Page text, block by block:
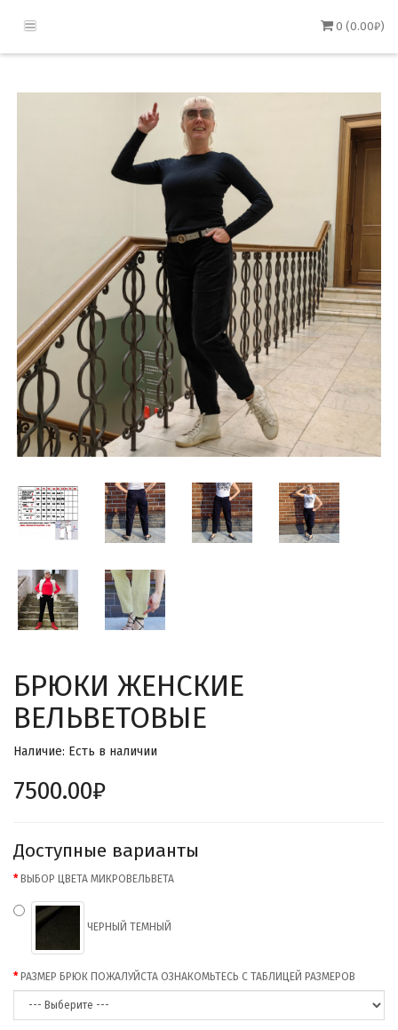
0 (0.00₽)
БРЮКИ ЖЕНСКИЕ
ВЕЛЬВЕТОВЫЕ
Наличие: Есть в наличии
7500.00₽
Доступные варианты
ВЫБОР ЦВЕТА МИКРОВЕЛЬВЕТА
ЧЕРНЫЙ ТЕМНЫЙ
РАЗМЕР БРЮК ПОЖАЛУЙСТА ОЗНАКОМЬТЕСЬ С ТАБЛИЦЕЙ РАЗМЕРОВ